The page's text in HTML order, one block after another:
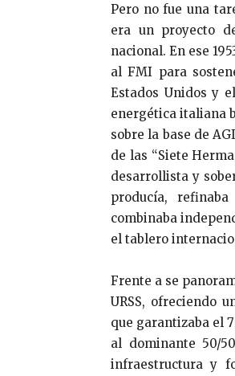
Pero no fue una
era un proyecto
nacional. En ese
al FMI para
Estados Unidos y
energética italiana
sobre la base de
de las “Siete
desarrollista y
producía,
combinaba
el tablero
Frente a se
URSS, ofreciendo
que garantizaba el
al dominante 50/
infraestructura y